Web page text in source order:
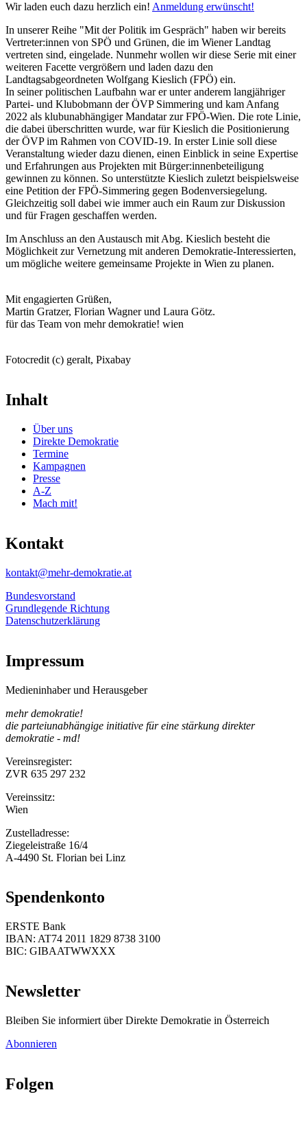
Wir laden euch dazu herzlich ein! Anmeldung erwünscht!
In unserer Reihe "Mit der Politik im Gespräch" haben wir bereits
Vertreter:innen von SPÖ und Grünen, die im Wiener Landtag
vertreten sind, eingelade. Nunmehr wollen wir diese Serie mit einer
weiteren Facette vergrößern und laden dazu den
Landtagsabgeordneten Wolfgang Kieslich (FPÖ) ein.
In seiner politischen Laufbahn war er unter anderem langjähriger
Partei- und Klubobmann der ÖVP Simmering und kam Anfang
2022 als klubunabhängiger Mandatar zur FPÖ-Wien. Die rote Linie,
die dabei überschritten wurde, war für Kieslich die Positionierung
der ÖVP im Rahmen von COVID-19. In erster Linie soll diese
Veranstaltung wieder dazu dienen, einen Einblick in seine Expertise
und Erfahrungen aus Projekten mit Bürger:innenbeteiligung
gewinnen zu können. So unterstützte Kieslich zuletzt beispielsweise
eine Petition der FPÖ-Simmering gegen Bodenversiegelung.
Gleichzeitig soll dabei wie immer auch ein Raum zur Diskussion
und für Fragen geschaffen werden.
Im Anschluss an den Austausch mit Abg. Kieslich besteht die
Möglichkeit zur Vernetzung mit anderen Demokratie-Interessierten,
um mögliche weitere gemeinsame Projekte in Wien zu planen.
Mit engagierten Grüßen,
Martin Gratzer, Florian Wagner und Laura Götz.
für das Team von mehr demokratie! wien
Fotocredit (c) geralt, Pixabay
Inhalt
Über uns
Direkte Demokratie
Termine
Kampagnen
Presse
A-Z
Mach mit!
Kontakt
kontakt@mehr-demokratie.at
Bundesvorstand
Grundlegende Richtung
Datenschutzerklärung
Impressum
Medieninhaber und Herausgeber
mehr demokratie!
die parteiunabhängige initiative für eine stärkung direkter
demokratie - md!
Vereinsregister:
ZVR 635 297 232
Vereinssitz:
Wien
Zustelladresse:
Ziegeleistraße 16/4
A-4490 St. Florian bei Linz
Spendenkonto
ERSTE Bank
IBAN: AT74 2011 1829 8738 3100
BIC: GIBAATWWXXX
Newsletter
Bleiben Sie informiert über Direkte Demokratie in Österreich
Abonnieren
Folgen